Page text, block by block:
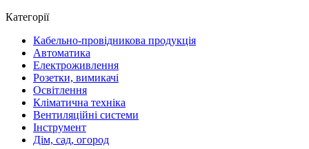
Категорії
Кабельно-провідникова продукція
Автоматика
Електроживлення
Розетки, вимикачі
Освітлення
Кліматична техніка
Вентиляційні системи
Інструмент
Дім, сад, огород